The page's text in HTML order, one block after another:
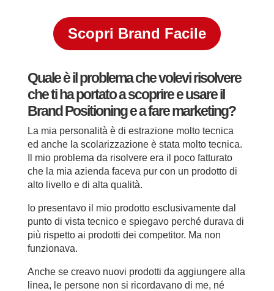
Scopri Brand Facile
Quale è il problema che volevi risolvere
che ti ha portato a scoprire e usare il
Brand Positioning e a fare marketing?
La mia personalità è di estrazione molto tecnica
ed anche la scolarizzazione è stata molto tecnica.
Il mio problema da risolvere era il poco fatturato
che la mia azienda faceva pur con un prodotto di
alto livello e di alta qualità.
Io presentavo il mio prodotto esclusivamente dal
punto di vista tecnico e spiegavo perché durava di
più rispetto ai prodotti dei competitor. Ma non
funzionava.
Anche se creavo nuovi prodotti da aggiungere alla
linea, le persone non si ricordavano di me, né